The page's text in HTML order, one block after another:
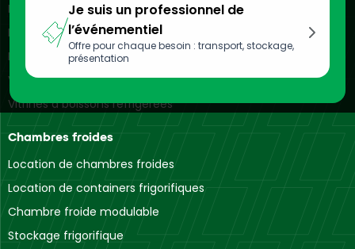
Je suis un professionnel de
l’événementiel
Offre pour chaque besoin : transport, stockage,
présentation
Location de vitrines réfrigérées
Location de bacs réfrigérés
Location d’armoires réfrigérées
Vitrines réfrigérées murales
Vitrines à boissons réfrigérées
Chambres froides
Location de chambres froides
Location de containers frigorifiques
Chambre froide modulable
Stockage frigorifique